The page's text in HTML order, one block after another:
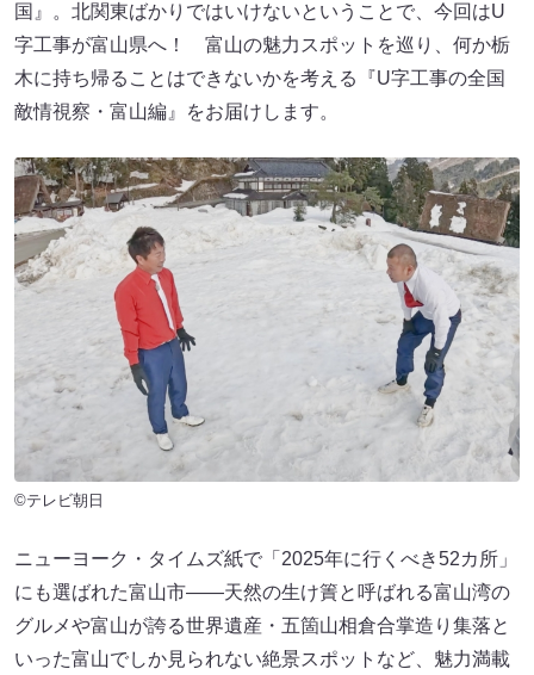
国』。北関東ばかりではいけないということで、今回はU
字工事が富山県へ！ 富山の魅力スポットを巡り、何か栃
木に持ち帰ることはできないかを考える『U字工事の全国
敵情視察・富山編』をお届けします。
©テレビ朝日
ニューヨーク・タイムズ紙で「2025年に行くべき52カ所」
にも選ばれた富山市――天然の生け簀と呼ばれる富山湾の
グルメや富山が誇る世界遺産・五箇山相倉合掌造り集落と
いった富山でしか見られない絶景スポットなど、魅力満載